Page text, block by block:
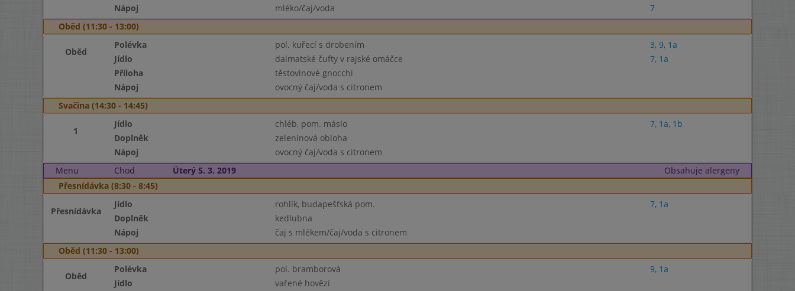
Nápoj
mléko/čaj/voda
7
Oběd (11:30 - 13:00)
Oběd
Polévka pol. kuřecí s drobením 3, 9, 1a
Jídlo
dalmatské čufty v rajské omáčce 7, 1a
Příloha
těstovinové gnocchi
Nápoj
ovocný čaj/voda s citronem
Svačina (14:30 - 14:45)
1
Jídlo chléb, pom. máslo 7, 1a, 1b
Doplněk
zeleninová obloha
Nápoj
ovocný čaj/voda s citronem
Menu
Chod Úterý 5. 3. 2019
Obsahuje alergeny
Přesnídávka (8:30 - 8:45)
Přesnídávka
Jídlo rohlík, budapešťská pom. 7, 1a
Doplněk
kedlubna
Nápoj
čaj s mlékem/čaj/voda s citronem
Oběd (11:30 - 13:00)
Oběd
Polévka pol. bramborová 9, 1a
Jídlo
vařené hovězí